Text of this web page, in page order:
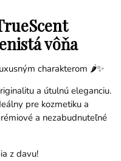
vôňa
charakterom 🌶️✨
a útulnú eleganciu.
pre kozmetiku a
a nezabudnuteľné
z davu!